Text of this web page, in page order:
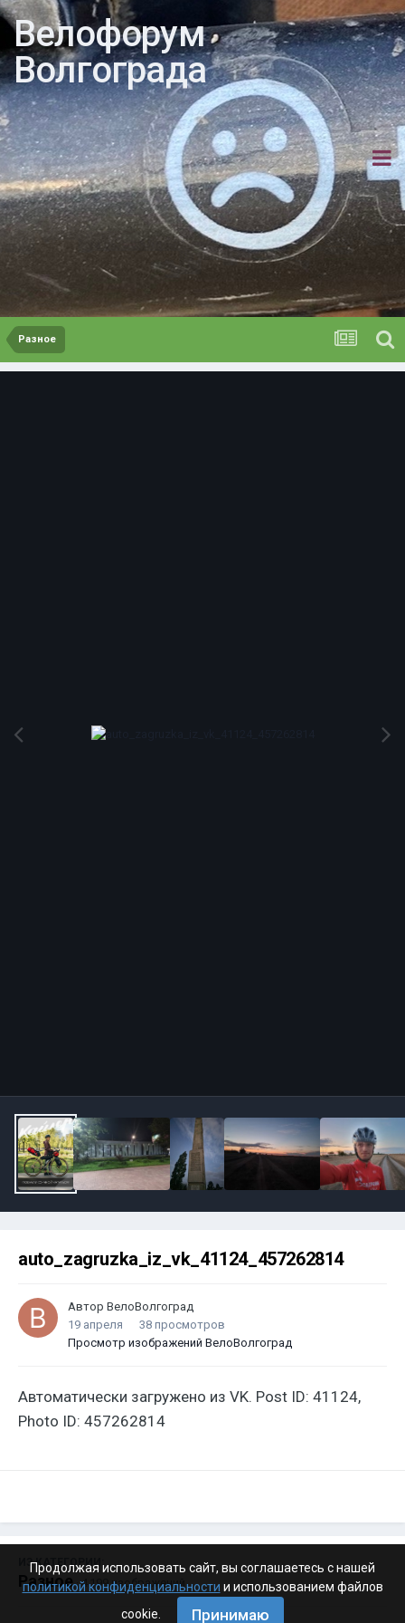
Велофорум
Волгограда
Разное
auto_zagruzka_iz_vk_41124_457262814
Автор ВелоВолгоград
19 апреля
38 просмотров
Просмотр изображений ВелоВолгоград
Автоматически загружено из VK. Post ID: 41124,
Photo ID: 457262814
ИЗ КАТЕГОРИИ:
Разное · 4 199 изображений
Продолжая использовать сайт, вы соглашаетесь с нашей
политикой конфиденциальности и использованием файлов
cookie.
Принимаю